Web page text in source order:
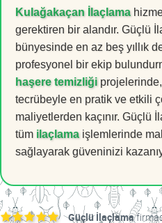
Kulağakaçan İlaçlama
gerektiren bir alandır. Güçlü
bünyesinde en az beş yıllık
profesyonel bir ekip
haşere temizliği
tecrübeyle en pratik ve etkili
maliyetlerden kaçınır. Güçlü
tüm ilaçlamaişlemlerinde
sağlayarak güveninizi
Güçlü İlaçlama